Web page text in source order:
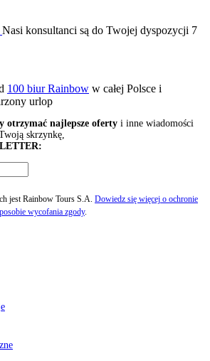
Nasi konsultanci są do Twojej dyspozycji 7
100 biur Rainbow w całej Polsce i
urlop
otrzymać najlepsze oferty i inne wiadomości
skrzynkę,
jest Rainbow Tours S.A. Dowiedz się więcej o ochronie
wycofania zgody.